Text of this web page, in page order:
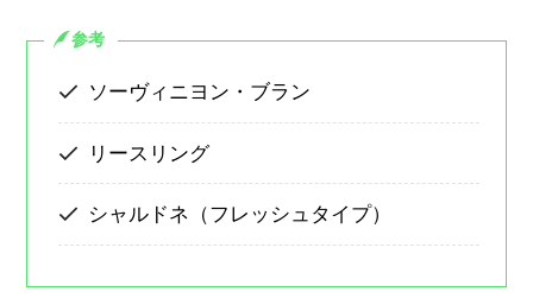
参考
ソーヴィニヨン・ブラン
リースリング
シャルドネ（フレッシュタイプ）